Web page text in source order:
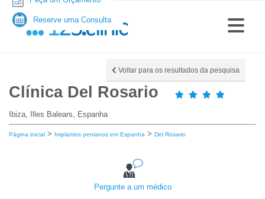
Voltar para os resultados da pesquisa
Clínica Del Rosario
Ibiza, Illes Balears, Espanha
Página inicial > Implantes penianos em Espanha > Del Rosario
Pergunte a um médico
Reserve uma Consulta